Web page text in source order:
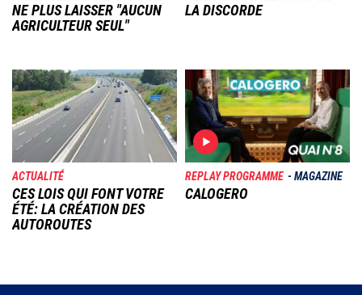
NE PLUS LAISSER "AUCUN
AGRICULTEUR SEUL"
LA DISCORDE
Image
ACTUALITÉ
CES LOIS QUI FONT VOTRE
ÉTÉ: LA CRÉATION DES
AUTOROUTES
Image
REPLAY PROGRAMME MAGAZINE
CALOGERO